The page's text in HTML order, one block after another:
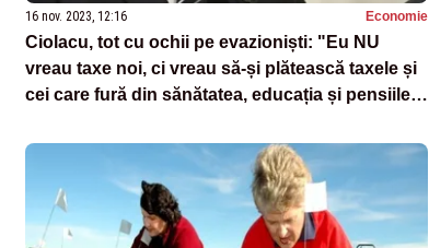
16 nov. 2023, 12:16 Economie
Ciolacu, tot cu ochii pe evazioniști: "Eu NU
vreau taxe noi, ci vreau să-și plătească taxele și
cei care fură din sănătatea, educația și pensiile